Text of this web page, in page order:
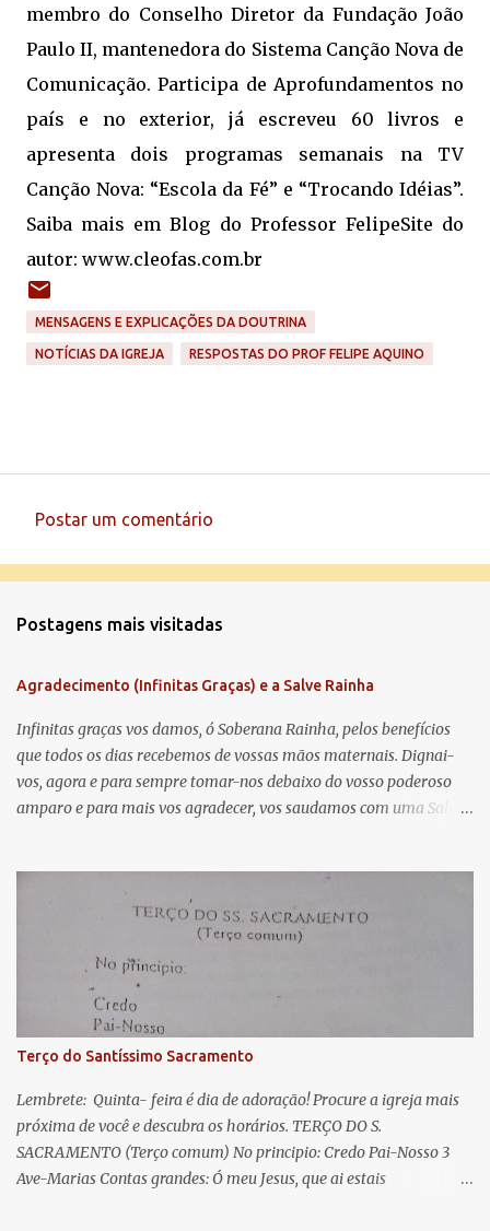
membro do Conselho Diretor da Fundação João
Paulo II, mantenedora do Sistema Canção Nova de
Comunicação. Participa de Aprofundamentos no
país e no exterior, já escreveu 60 livros e
apresenta dois programas semanais na TV
Canção Nova: “Escola da Fé” e “Trocando Idéias”.
Saiba mais em Blog do Professor FelipeSite do
autor: www.cleofas.com.br
MENSAGENS E EXPLICAÇÕES DA DOUTRINA
NOTÍCIAS DA IGREJA RESPOSTAS DO PROF FELIPE AQUINO
e
t
á
r
i
o
Postar um comentário
Postagens mais visitadas
Agradecimento (Infinitas Graças) e a Salve Rainha
Infinitas graças vos damos, ó Soberana Rainha, pelos benefícios
que todos os dias recebemos de vossas mãos maternais. Dignai-
vos, agora e para sempre tomar-nos debaixo do vosso poderoso
amparo e para mais vos agradecer, vos saudamos com uma Salve
lágrimas. Eia, pois, Advogada nossa, estes vossos olhos
misericordiosos a nós volvei, e depois deste desterro, mostrai-nos
Jesus. Bendito é o fruto do vosso ventre, ó clemente, ó piedosa, ó
doce e sempre Virgem Maria. Rogai por nós Santa Mãe de Deus.
Para que sejamos dignos das promessas de Cristo. Amém.
Terço do Santíssimo Sacramento
Lembrete: Quinta- feira é dia de adoração! Procure a igreja mais
próxima de você e descubra os horários. TERÇO DO S.
SACRAMENTO (Terço comum) No principio: Credo Pai-Nosso 3
Ave-Marias Contas grandes: Ó meu Jesus, que ai estais